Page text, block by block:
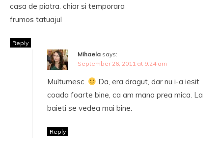
casa de piatra. chiar si temporara
frumos tatuajul
Reply
Mihaela says:
September 26, 2011 at 9:24 am
Multumesc.
Da, era dragut, dar nu i-a iesit
coada foarte bine, ca am mana prea mica. La
baieti se vedea mai bine.
Reply